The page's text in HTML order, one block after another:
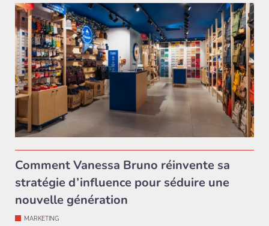
Comment Vanessa Bruno réinvente sa
stratégie d’influence pour séduire une
nouvelle génération
MARKETING